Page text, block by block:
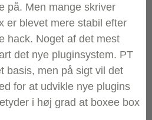
på. Men mange skriver
er blevet mere stabil efter
hack. Noget af det mest
det nye pluginsystem. PT
basis, men på sigt vil det
for at udvikle nye plugins
i høj grad at boxee box